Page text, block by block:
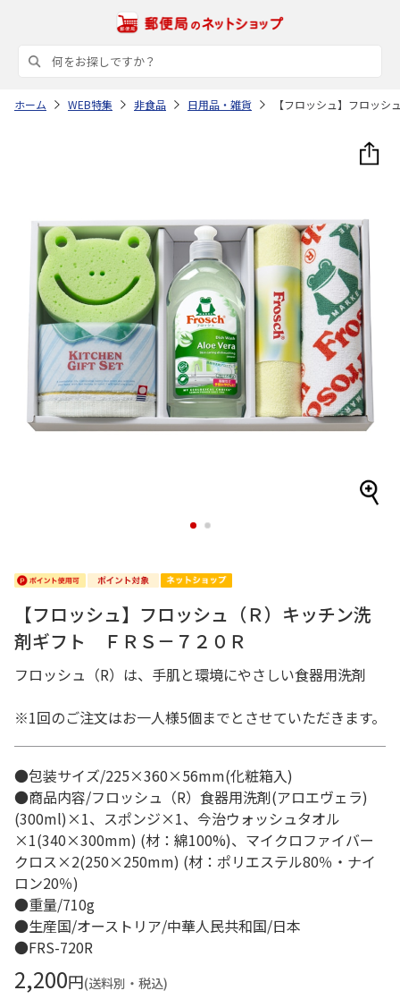
ホーム WEB特集 非食品 日用品・雑貨 【フロッシュ】フロッ
1 2
【フロッシュ】フロッシュ（Ｒ）キッチン洗
剤ギフト ＦＲＳ－７２０Ｒ
フロッシュ（R）は、手肌と環境にやさしい食器用洗剤
※1回のご注文はお一人様5個までとさせていただきます。
●包装サイズ/225×360×56mm(化粧箱入)
●商品内容/フロッシュ（R）食器用洗剤(アロエヴェラ)
(300ml)×1、スポンジ×1、今治ウォッシュタオル
×1(340×300mm) (材：綿100%)、マイクロファイバー
クロス×2(250×250mm) (材：ポリエステル80％・ナイ
ロン20％)
●重量/710g
●生産国/オーストリア/中華人民共和国/日本
●FRS-720R
2,200円(送料別・税込)